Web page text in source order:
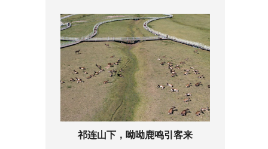
祁连山下，呦呦鹿鸣引客来